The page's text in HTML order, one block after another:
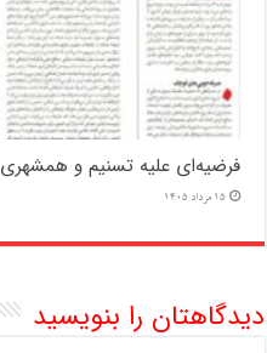
فرضیه‌ای علیه تسنیم و همشهری
15 مرداد 1405
دیدگاهتان را بنویسید